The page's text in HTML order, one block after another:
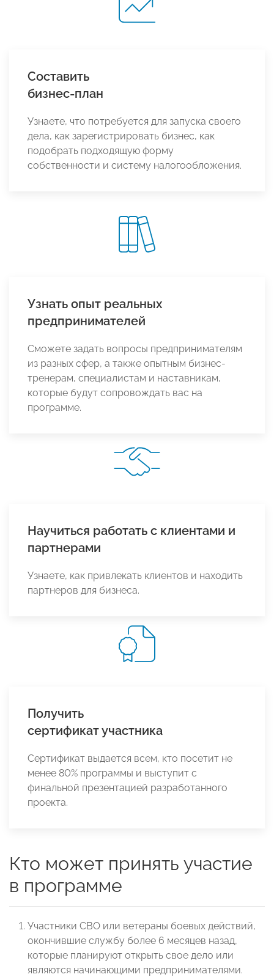
Составить
бизнес-план
Узнаете, что потребуется для запуска своего
дела, как зарегистрировать бизнес, как
подобрать подходящую форму
собственности и систему налогообложения.
Узнать опыт реальных
предпринимателей
Сможете задать вопросы предпринимателям
из разных сфер, а также опытным бизнес-
тренерам, специалистам и наставникам,
которые будут сопровождать вас на
программе.
Научиться работать с клиентами и
партнерами
Узнаете, как привлекать клиентов и находить
партнеров для бизнеса.
Получить
сертификат участника
Сертификат выдается всем, кто посетит не
менее 80% программы и выступит с
финальной презентацией разработанного
проекта.
Кто может принять участие
в программе
Участники СВО или ветераны боевых действий,
окончившие службу более 6 месяцев назад,
которые планируют открыть свое дело или
являются начинающими предпринимателями.